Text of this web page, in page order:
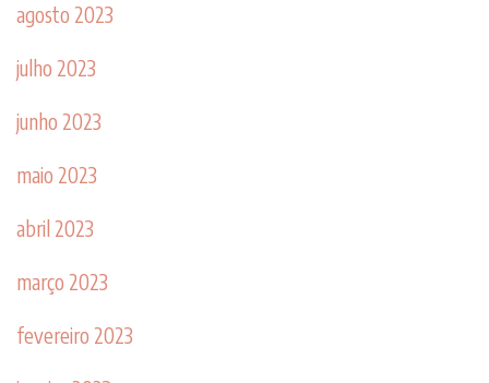
agosto 2023
julho 2023
junho 2023
maio 2023
abril 2023
março 2023
fevereiro 2023